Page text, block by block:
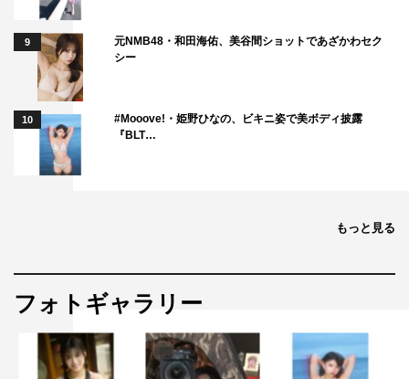
9
元NMB48・和田海佑、美谷間ショットであざかわセク
シー
10
#Mooove!・姫野ひなの、ビキニ姿で美ボディ披露
『BLT…
もっと見る
フォトギャラリー